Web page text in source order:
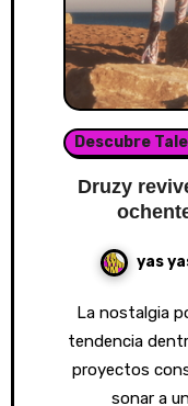
Descubre
Druzy
yas
La nostalgia por los años 80 sigue marcando
tendencia
proyectos
sonar a